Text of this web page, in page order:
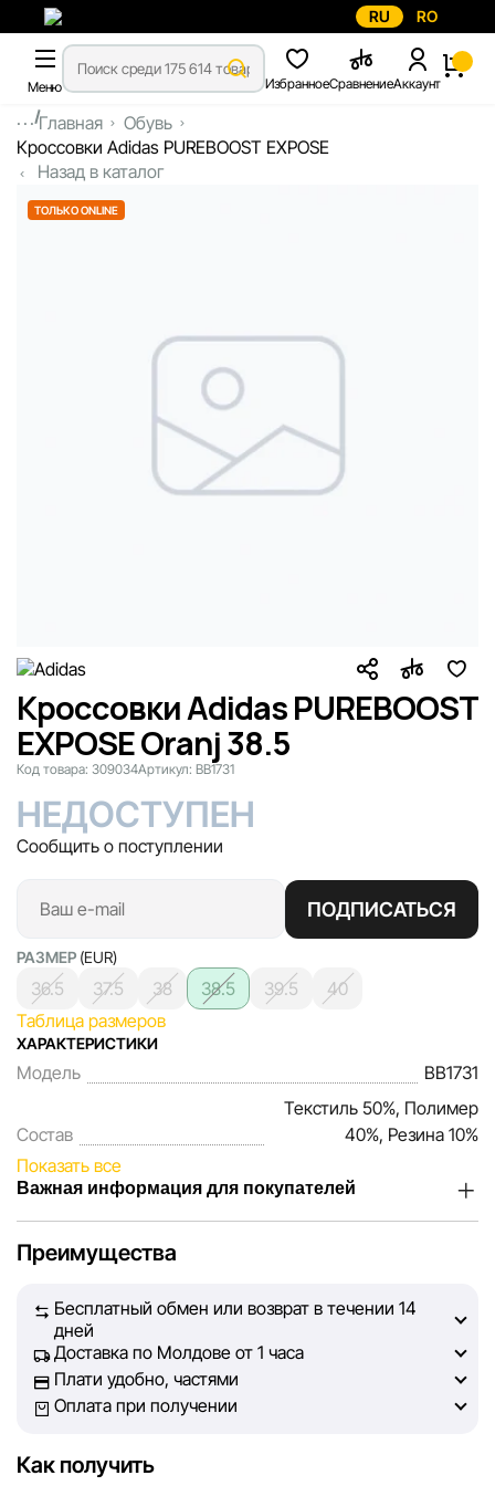
RU RO
Меню ИзбранноеСравнениеАккаунт
...Главная
Обувь
Кроссовки Adidas PUREBOOST EXPOSE
Назад в каталог
ТОЛЬКО ONLINE
Кроссовки Adidas PUREBOOST
EXPOSE Oranj 38.5
Код товара: 309034Артикул: BB1731
НЕДОСТУПЕН
Сообщить о поступлении
ПОДПИСАТЬСЯ
РАЗМЕР (EUR)
36.5 37.5 38 38.5 39.5
40
Таблица размеров
ХАРАКТЕРИСТИКИ
Модель BB1731
Состав
Текстиль 50%, Полимер
40%, Резина 10%
Показать все
Важная информация для покупателей
наших покупателей. Каждый день мы работаем над тем,
на сайте, была максимально полной, объективной и
актуальной. Наша цель — обеспечить вас достоверной
информацией, чтобы вы смогли принять лучшее
решение о покупке.
не может гарантировать абсолютную точность всех
Преимущества
Бесплатный обмен или возврат в течении 14
дней
Доставка по Молдове от 1 часа
Плати удобно, частями
Оплата при получении
Как получить